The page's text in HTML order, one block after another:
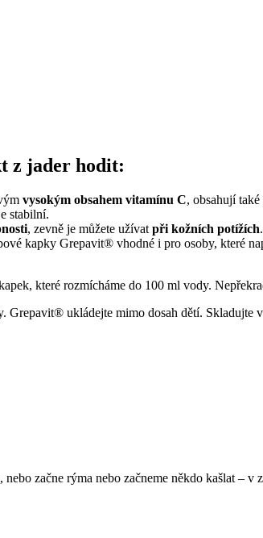
z jader hodit:
vysokým obsahem vitamínu C, obsahují také
stabilní.
, zevně je můžete užívat při kožních potížích.
kapky Grepavit® vhodné i pro osoby, které
které rozmícháme do 100 ml vody.
ukládejte mimo dosah dětí. Skladujte
začne rýma nebo začneme někdo kašlat –